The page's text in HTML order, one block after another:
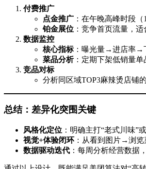
付费推广
点金推广 ：在午晚高峰时段（
铂金展位 ：竞争首页流量，
数据监控
核心指标：曝光量→进店率→
菜品分析：定期下架低销量单
竞品对标
分析同区域TOP3麻辣烫店铺
总结：差异化突围关键
风格化定位 ：明确主打“老式川味”
视觉+体验闭环 ：从看到图片→浏
数据驱动迭代 ：每周分析经营数据